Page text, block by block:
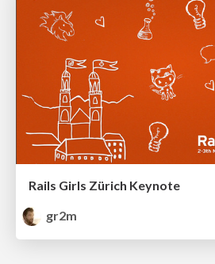
Rails Girls Zürich Keynote
gr2m